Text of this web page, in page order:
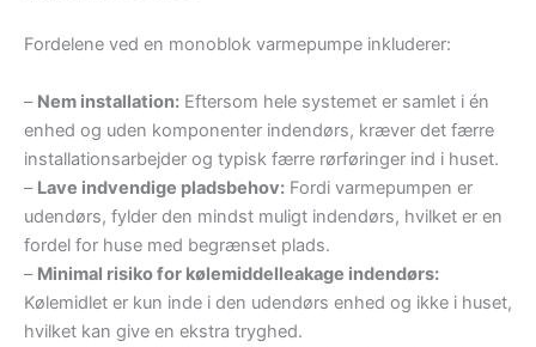
Fordelene ved en monoblok varmepumpe inkluderer:
– Nem installation: Eftersom hele systemet er samlet i én
enhed og uden komponenter indendørs, kræver det færre
installationsarbejder og typisk færre rørføringer ind i huset.
– Lave indvendige pladsbehov: Fordi varmepumpen er
udendørs, fylder den mindst muligt indendørs, hvilket er en
fordel for huse med begrænset plads.
– Minimal risiko for kølemiddelleakage indendørs:
Kølemidlet er kun inde i den udendørs enhed og ikke i huset,
hvilket kan give en ekstra tryghed.